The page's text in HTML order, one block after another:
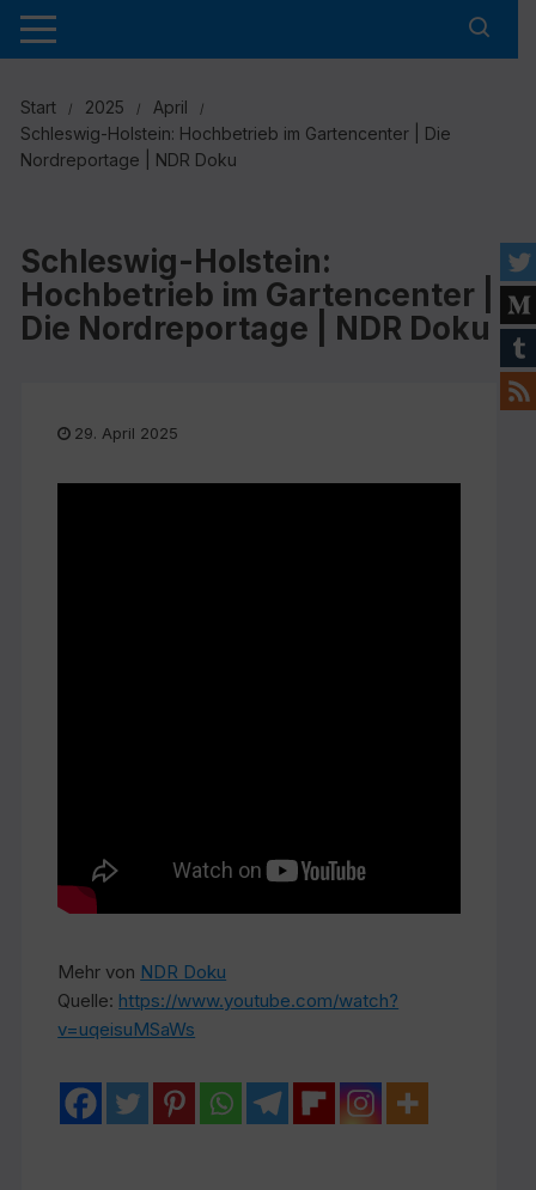
Zum
Inhalt
Start 2025
April
Schleswig-Holstein: Hochbetrieb im Gartencenter | Die
Nordreportage | NDR Doku
Schleswig-Holstein:
Hochbetrieb im Gartencenter |
Die Nordreportage | NDR Doku
29. April 2025
Mehr von NDR Doku
Quelle: https://www.youtube.com/watch?
v=uqeisuMSaWs